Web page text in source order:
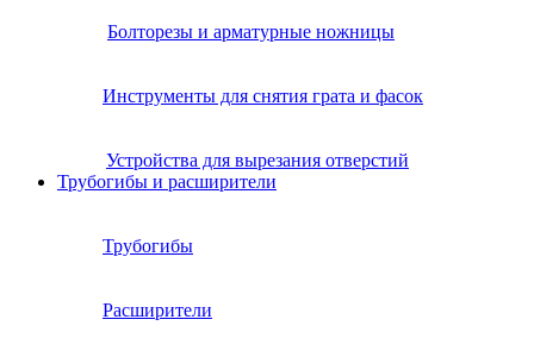
Болторезы и арматурные ножницы
Инструменты для снятия грата и фасок
Устройства для вырезания отверстий
Трубогибы и расширители
Трубогибы
Расширители